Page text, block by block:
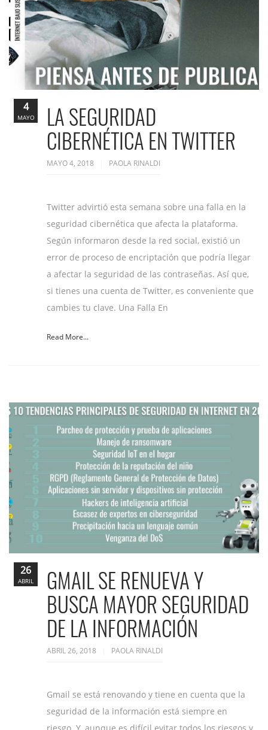
LA SEGURIDAD
CIBERNÉTICA EN TWITTER
MAYO 4, 2018 PAOLA RINALDI
Twitter advirtió esta semana sobre una falla en la
seguridad cibernética que afecta la plataforma.
Según informaron desde la red social, existió un
error de proceso de encriptación que podría llegar
a afectar la seguridad de las contraseñas. Así que,
si tienes una cuenta de Twitter, es conveniente que
cambies tu clave. Una Falla En
Read More...
4
MAYO
GMAIL SE RENUEVA Y
BUSCA MAYOR SEGURIDAD
DE LA INFORMACIÓN
ABRIL 26, 2018 PAOLA RINALDI
Gmail se está renovando y tiene en cuenta que la
seguridad de la información está siempre en
26
ABRIL